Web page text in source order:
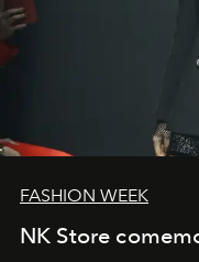
FASHION WEEK
NK Store